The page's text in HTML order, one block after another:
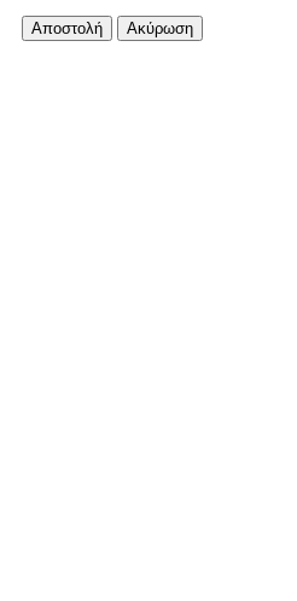
Αποστολή Aκύρωση